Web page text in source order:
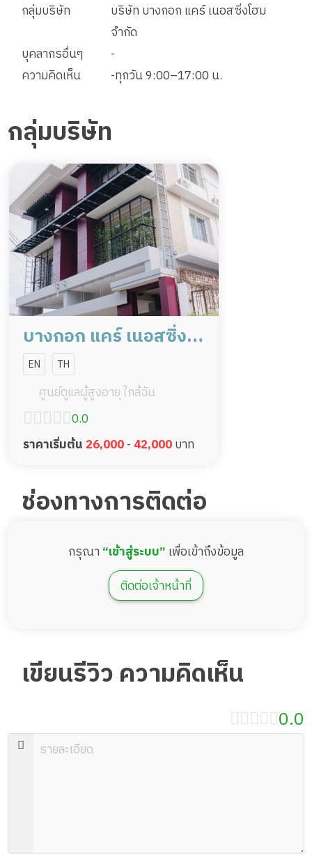
กลุ่มบริษัท
บริษัท บางกอก แคร์ เนอสซิ่งโฮม
จำกัด
บุคลากรอื่นๆ
-
ความคิดเห็น
-ทุกวัน 9:00–17:00 น.
กลุ่มบริษัท
บางกอก แคร์ เนอสซิ่ง
โฮม
EN TH
ศูนย์ดูแลผู้สูงอายุ ใกล้ฉัน
0.0
ราคาเริ่มต้น 26,000- 42,000บาท
ช่องทางการติดต่อ
กรุณา “เข้าสู่ระบบ” เพื่อเข้าถึงข้อมูล
ติดต่อเจ้าหน้าที่
เขียนรีวิว ความคิดเห็น
0.0